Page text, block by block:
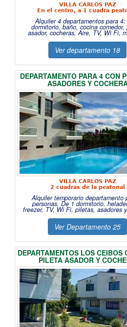
VILLA CARLOS PAZ
En el centro, a 1 cuadra
Alquiler 4 departamentos para
dormitorio, baño, cocina comedor,
asador, cocheras. Aire, TV, Wi Fi,
Ver departamento 18
DEPARTAMENTO PARA 4 CON
ASADORESY
VILLA CARLOS PAZ
2 cuadras de la peatonal
Alquiler temporario departamento
personas. De 1 dormitorio.
freezer, TV, Wi Fi, piletas, asadores
Ver Departamento 25
DEPARTAMENTOS LOS CEIBOS
PILETA ASADOR Y